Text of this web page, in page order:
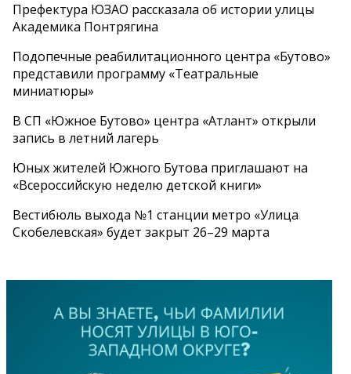
Префектура ЮЗАО рассказала об истории улицы
Академика Понтрягина
Подопечные реабилитационного центра «Бутово»
представили программу «Театральные
миниатюры»
В СП «Южное Бутово» центра «Атлант» открыли
запись в летний лагерь
Юных жителей Южного Бутова приглашают на
«Всероссийскую неделю детской книги»
Вестибюль выхода №1 станции метро «Улица
Скобелевская» будет закрыт 26–29 марта